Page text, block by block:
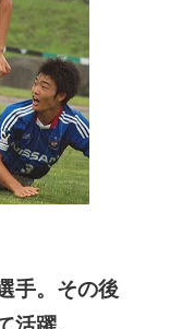
手。その後